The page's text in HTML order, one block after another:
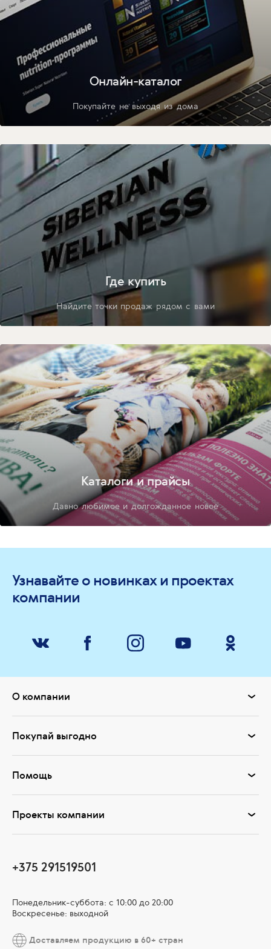
Онлайн-каталог
Покупайте не выходя из дома
Где купить
Найдите точки продаж рядом с вами
Каталоги и прайсы
Давно любимое и долгожданное новое
Узнавайте о новинках и проектах
компании
О компании
Покупай выгодно
Помощь
Проекты компании
+375 291519501
Понедельник-суббота: с 10:00 до 20:00
Воскресенье: выходной
Доставляем продукцию в 60+ стран